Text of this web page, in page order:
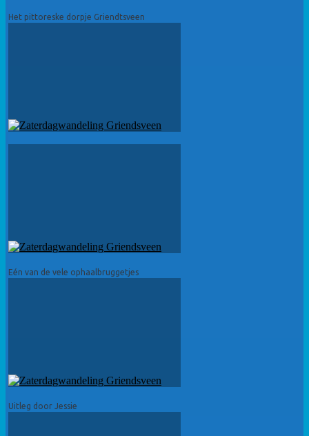
Het pittoreske dorpje Griendtsveen
Eén van de vele ophaalbruggetjes
Uitleg door Jessie